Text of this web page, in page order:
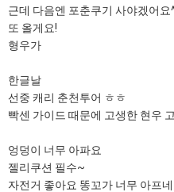
근데 다음엔 포춘쿠기 사야겠어요
또 올게요!
형우가
한글날
선중 캐리 춘천투어 ㅎㅎ
빡센 가이드 때문에 고생한 현우
엉덩이 너무 아파요
젤리쿠션 필수~
자전거 좋아요 똥꼬가 너무 아프네